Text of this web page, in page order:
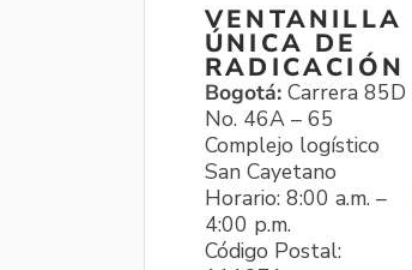
VENTANILLA
ÚNICA DE
RADICACIÓN
Bogotá: Carrera 85D
No. 46A – 65
Complejo logístico
San Cayetano
Horario: 8:00 a.m. –
4:00 p.m.
Código Postal: